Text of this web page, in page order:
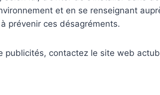
et en se renseignant
prévenir ces désagréments.
publicités, contactez le site web